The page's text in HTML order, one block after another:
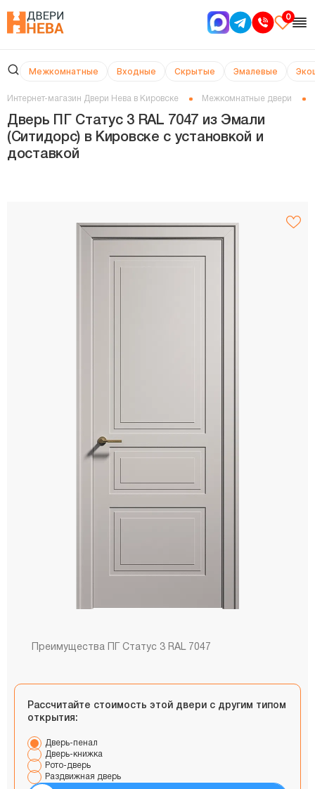
0
Межкомнатные Входные Скрытые Эмалевые
Интернет-магазин Двери Нева в Кировске Межкомнатные двери
Дверь ПГ Статус 3 RAL 7047 из Эмали
(Ситидорс) в Кировске с установкой и
доставкой
Преимущества ПГ Статус 3 RAL 7047
Рассчитайте стоимость этой двери с другим типом
открытия:
Дверь-пенал
Дверь-книжка
Рото-дверь
Раздвижная дверь